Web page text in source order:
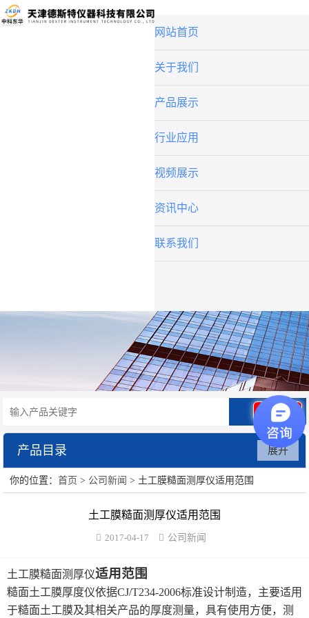
网站首页
关于我们
产品展示
行业应用
视频展示
资讯中心
联系我们
拨号
产品目录
水泥砂浆类试验仪器
混凝土类检测设备
展开
你的位置：首页 > 公司新闻 > 土工膜糙面测厚仪适用范围
土工膜糙面测厚仪适用范围
2017-04-17 公司新闻
土工膜糙面测厚仪适用范围
糙面土工膜厚度仪依据CJ/T234-2006标准设计制造，主要适用
于糙面土工膜及其相关产品的厚度测量，具有使用方便，测